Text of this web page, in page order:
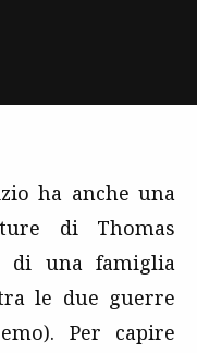
ha anche una
di Thomas
di una famiglia
le due guerre
Per capire